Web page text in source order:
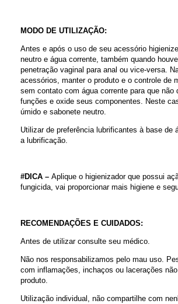
MODO DE UTILIZAÇÃO:
Antes e após o uso de seu acessório
neutro e água corrente, também quando
penetração vaginal para anal ou vice-versa.
acessórios, manter o produto e o controle de
sem contato com água corrente para que não
funções e oxide seus componentes. Neste
úmido e sabonete neutro.
Utilizar de preferência lubrificantes à base de
a lubrificação.
#DICA – Aplique o higienizador que possui
fungicida, vai proporcionar mais higiene e
RECOMENDAÇÕES E CUIDADOS:
Antes de utilizar consulte seu médico.
Não nos responsabilizamos pelo mau uso.
com inflamações, inchaços ou lacerações
produto.
Utilização individual, não compartilhe com